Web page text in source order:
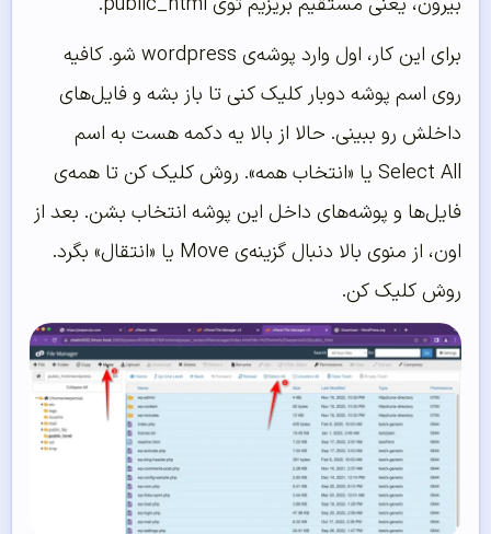
برای این کار، اول وارد پوشه‌ی wordpress شو. کافیه
روی اسم پوشه دوبار کلیک کنی تا باز بشه و فایل‌های
داخلش رو ببینی. حالا از بالا یه دکمه هست به اسم
Select All یا «انتخاب همه». روش کلیک کن تا همه‌ی
فایل‌ها و پوشه‌های داخل این پوشه انتخاب بشن. بعد از
اون، از منوی بالا دنبال گزینه‌ی Move یا «انتقال» بگرد.
روش کلیک کن.